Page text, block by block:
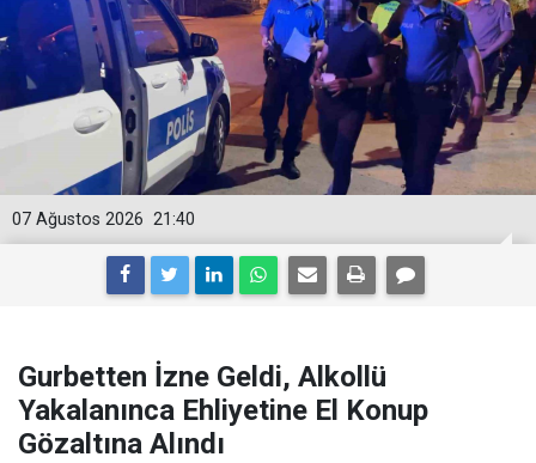
21:40
07 Ağustos 2026
Gurbetten İzne Geldi, Alkollü
Yakalanınca Ehliyetine El Konup
Gözaltına Alındı